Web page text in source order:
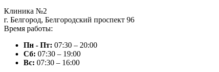
Клиника №2
г. Белгород, Белгородский проспект 96
Время работы:
Пн - Пт: 07:30 – 20:00
Сб: 07:30 – 19:00
Вc: 07:30 – 16:00